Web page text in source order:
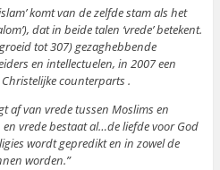
komt van de zelfde stam als het
dat in beide talen ‘vrede’ betekent.
tot 307) gezaghebbende
en intellectuelen, in 2007 een
counterparts .
af van vrede tussen Moslims en
vrede bestaat al…de liefde voor God
wordt gepredikt en in zowel de
worden.”